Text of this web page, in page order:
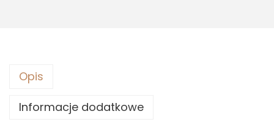
ł
Opis
Informacje dodatkowe